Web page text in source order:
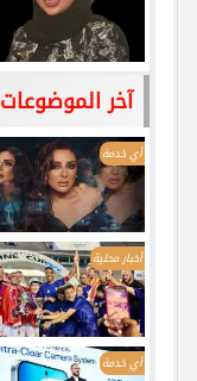
آخر الموضوعات
أي خدمة
أخبار محلية
أي خدمة